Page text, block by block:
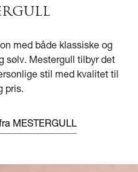
med både klassiske og
sølv. Mestergull tilbyr det
stil med kvalitet til
pris.
MESTERGULL